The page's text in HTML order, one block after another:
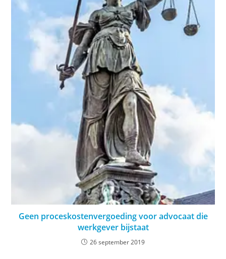
Geen proceskostenvergoeding voor advocaat die
werkgever bijstaat
26 september 2019